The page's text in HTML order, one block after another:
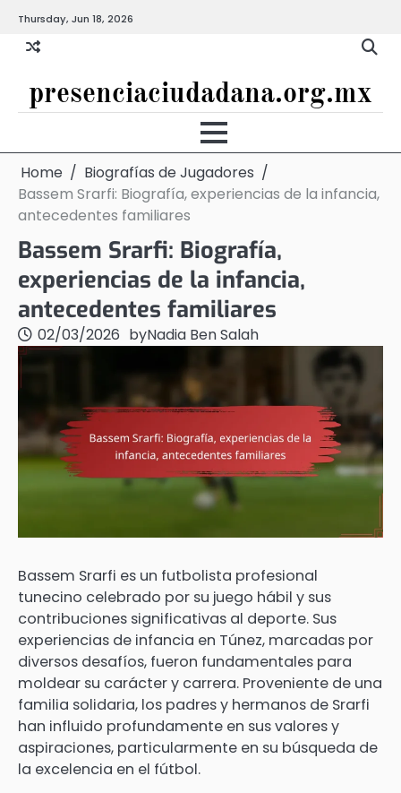
content
Thursday, Jun 18, 2026
presenciaciudadana.org.mx
Home
Biografías de Jugadores
Bassem Srarfi: Biografía, experiencias de la infancia,
antecedentes familiares
Bassem Srarfi: Biografía,
experiencias de la infancia,
antecedentes familiares
02/03/2026 byNadia Ben Salah
Bassem Srarfi es un futbolista profesional
tunecino celebrado por su juego hábil y sus
contribuciones significativas al deporte. Sus
experiencias de infancia en Túnez, marcadas por
diversos desafíos, fueron fundamentales para
moldear su carácter y carrera. Proveniente de una
familia solidaria, los padres y hermanos de Srarfi
han influido profundamente en sus valores y
aspiraciones, particularmente en su búsqueda de
la excelencia en el fútbol.